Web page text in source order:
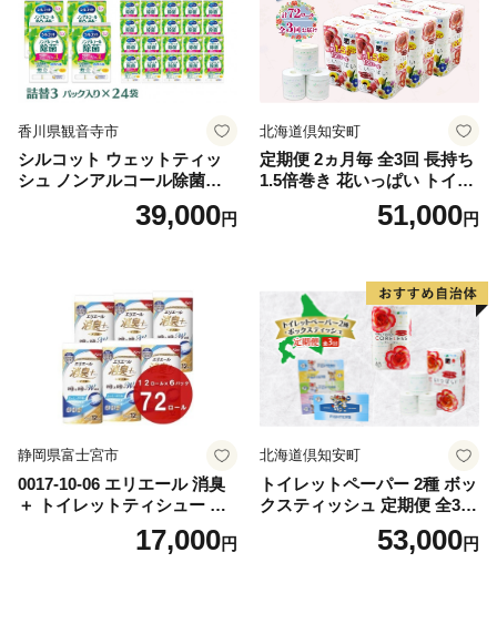
香川県観音寺市
シルコット ウェットティッ
シュ ノンアルコール除菌詰
替（43枚×3P）×24袋 日用品
おもちゃ 拭き取り 手拭き 外
39,000円
北海道倶知安町
定期便 2ヵ月毎 全3回 長持ち
1.5倍巻き 花いっぱい トイレ
ットペーパー ダブル 45ｍ 計
72ロール 全18種 花柄 プリン
ー 消耗品 備蓄 送料無料 北海
道 倶知安町 日用品
51,000円
静岡県富士宮市
0017-10-06 エリエール 消臭
＋ トイレットティシュー し
っかり香るフレッシュクリア
の香り ダブル 12ロール×6パ
17,000円
北海道倶知安町
トイレットペーパー 2種 ボッ
クスティッシュ 定期便 全3
回 日本製 まとめ買い 防災
常備品 日用雑貨 消耗品 生活
53,000円